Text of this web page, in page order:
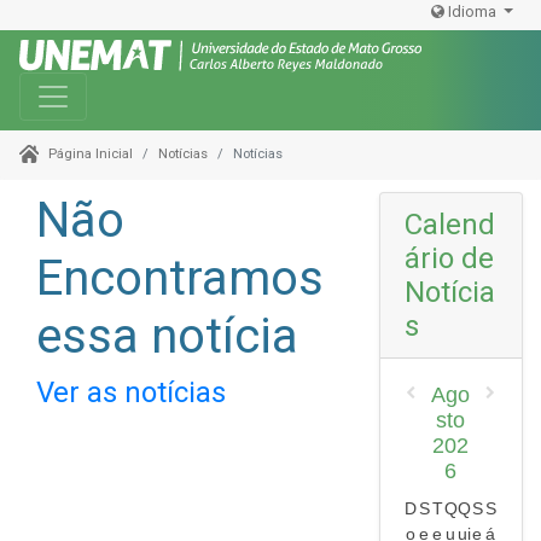
Idioma
Toggle navigation
Página Inicial Notícias Notícias
Não
Encontramos
essa notícia
Ver as notícias
Calend
ário de
Notícia
s
Ago
sto
202
6
D
o
S
e
T
e
Q
u
Q
ui
S
e
S
á